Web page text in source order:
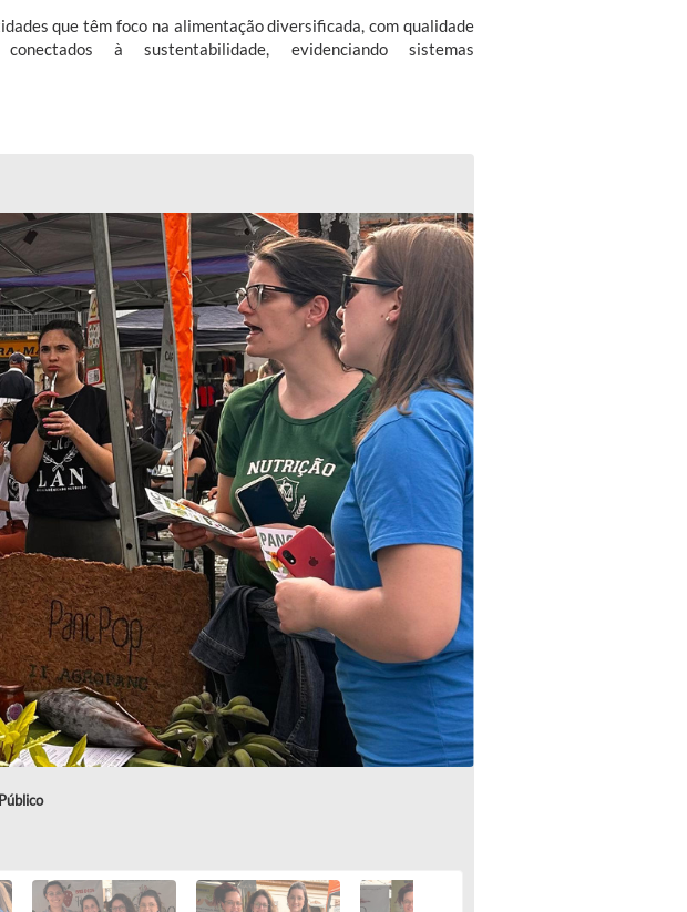
que têm foco na alimentação diversificada, com qualidade
à sustentabilidade, evidenciando sistemas